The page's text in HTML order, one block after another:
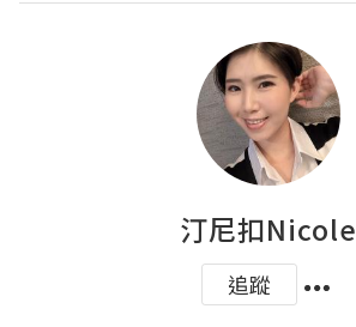
汀尼扣Nicole
追蹤